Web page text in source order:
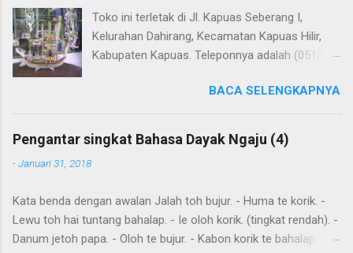
Toko ini terletak di Jl. Kapuas Seberang I,
Kelurahan Dahirang, Kecamatan Kapuas Hilir,
Kabupaten Kapuas. Teleponnya adalah (0513)
Kapuas seperti perahu naga yang terbuat dari
getah nyatu (sebagaimana tampak dalam
gambar berikut ini): Perahu naga dari getah
nyatu
BACA SELENGKAPNYA
Pengantar singkat Bahasa Dayak Ngaju (4)
-Januari 31, 2018
Kata benda dengan awalan Jalah toh bujur. - Huma te korik. -
Lewu toh hai tuntang bahalap. - Ie oloh korik. (tingkat rendah). -
Danum jetoh papa. - Oloh te bujur. - Kabon korik te bahalap. -